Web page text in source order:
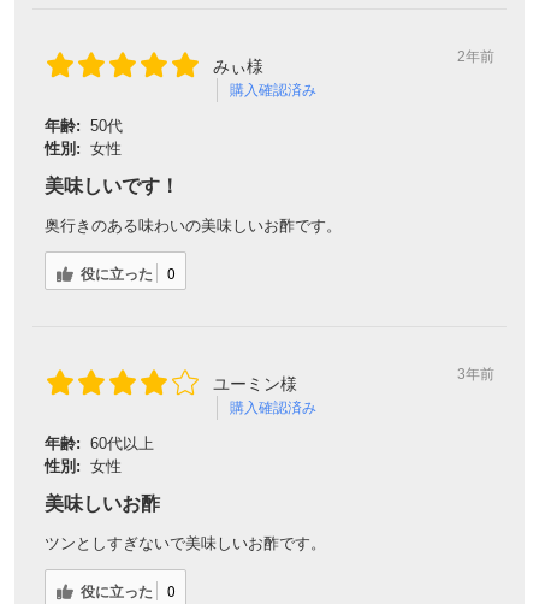
みぃ様
購入確認済み
2年前
年齢: 50代
性別: 女性
美味しいです！
奥行きのある味わいの美味しいお酢です。
役に立った 0
ユーミン様
購入確認済み
3年前
年齢: 60代以上
性別: 女性
美味しいお酢
ツンとしすぎないで美味しいお酢です。
役に立った 0